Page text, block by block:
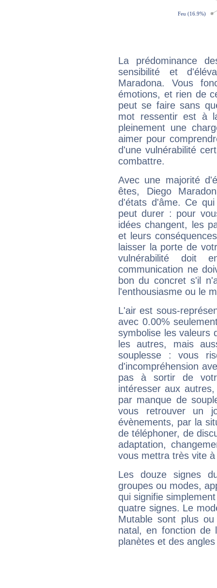
La prédominance
sensibilité et
Maradona. Vous
émotions, et rien de
peut se faire sans
mot ressentir est à
pleinement une
aimer pour
d'une vulnérabilité
combattre.
Avec une majorité
êtes, Diego
d'états d'âme. Ce
peut durer : pour
idées changent, les
et leurs
laisser la porte de
vulnérabilité doit
communication ne
bon du concret s'il
l'enthousiasme ou le
L'air est sous-
avec 0.00%
symbolise les valeurs
les autres, mais
souplesse : vous
d'incompréhension
pas à sortir de
intéresser aux
par manque de
vous retrouver un
évènements, par la
de téléphoner, de
adaptation,
vous mettra très vite
Les douze signes
groupes ou modes,
qui signifie
quatre signes. Le
Mutable sont plus
natal, en fonction de
planètes et des